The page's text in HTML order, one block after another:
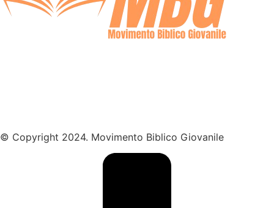
© Copyright 2024. Movimento Biblico Giovanile